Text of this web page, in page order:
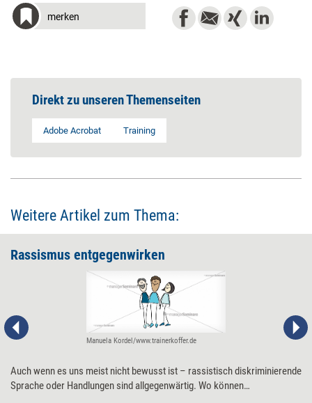
merken
Direkt zu unseren Themenseiten
Adobe Acrobat Training
Weitere Artikel zum Thema:
Rassismus entgegenwirken
Manuela Kordel/www.trainerkoffer.de
Auch wenn es uns meist nicht bewusst ist – rassistisch diskriminierende
Sprache oder Handlungen sind allgegenwärtig. Wo können